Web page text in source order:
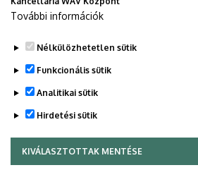
Legutóbbi frissítés: 2024. 06. 24. 09:58
További információk
Nélkülözhetetlen sütik
Funkcionális sütik
Analitikai sütik
Hirdetési sütik
KIVÁLASZTOTTAK MENTÉSE
WITHDRAW CONSENT